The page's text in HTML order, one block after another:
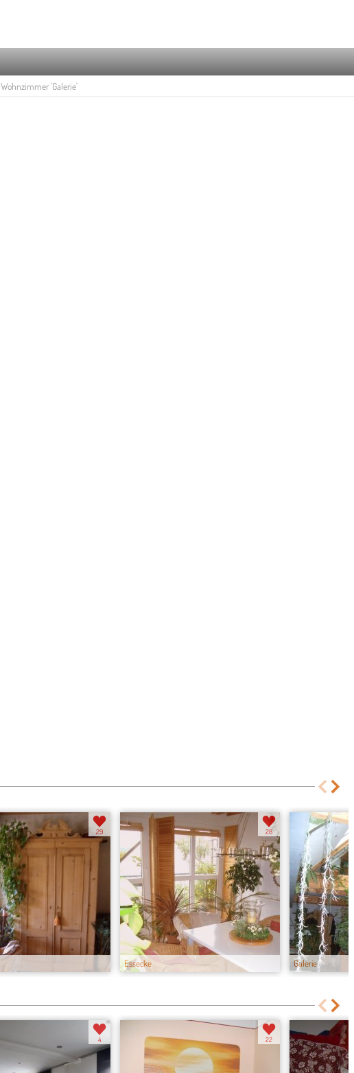
Wohnzimmer 'Galerie'
29
Essecke
28
Galerie
4 22